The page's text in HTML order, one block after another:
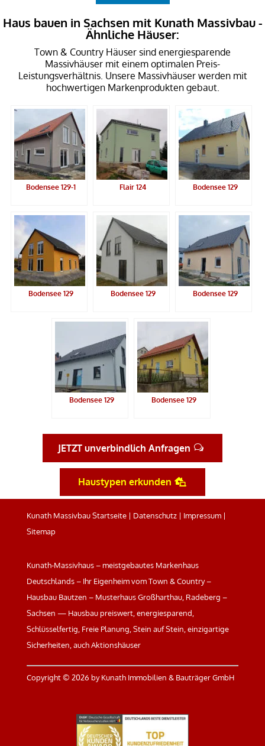
Haus bauen in Sachsen mit Kunath Massivbau -
Ähnliche Häuser:
Town & Country Häuser sind energiesparende
Massivhäuser mit einem optimalen Preis-
Leistungsverhältnis. Unsere Massivhäuser werden mit
hochwertigen Markenprodukten gebaut.
Bodensee 129-1 Flair 124 Bodensee 129
Bodensee 129 Bodensee 129 Bodensee 129
Bodensee 129 Bodensee 129
JETZT unverbindlich Anfragen
Haustypen erkunden
Kunath Massivbau Startseite| Datenschutz| Impressum|
Sitemap
Kunath-Massivhaus – meistgebautes Markenhaus
Deutschlands – Ihr Eigenheim vom Town & Country –
Hausbau Bautzen – Musterhaus Großharthau, Radeberg –
Sachsen — Hausbau preiswert, energiesparend,
Schlüsselfertig, Freie Planung, Stein auf Stein, einzigartige
Sicherheiten, auch Aktionshäuser
Copyright © 2026 by Kunath Immobilien & Bauträger GmbH